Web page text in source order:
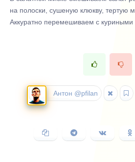
на полоски, сушеную клюкву, тертую
Аккуратно перемешиваем с куриными
Антон @pfilan
Копировать
ссылку
Поделиться
в